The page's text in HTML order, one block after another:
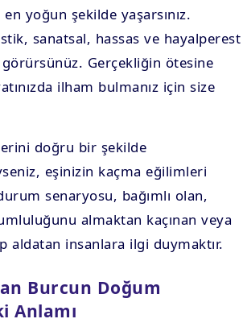
yoğun şekilde yaşarsınız.
sanatsal, hassas ve hayalperest
görürsünüz. Gerçekliğin ötesine
ilham bulmanız için size
doğru bir şekilde
eşinizin kaçma eğilimleri
senaryosu, bağımlı olan,
almaktan kaçınan veya
aldatan insanlara ilgi duymaktır.
Burcun Doğum
Anlamı